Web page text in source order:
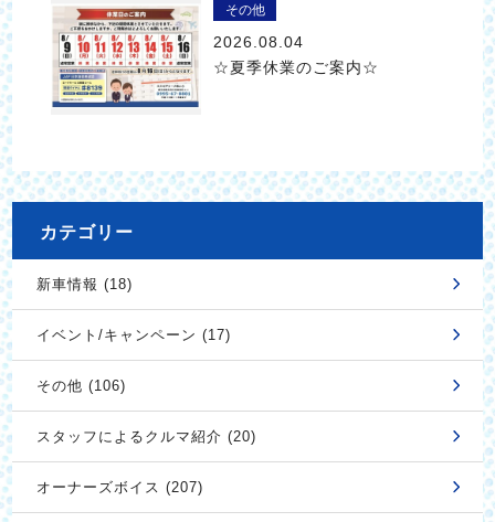
その他
2026.08.04
☆夏季休業のご案内☆
カテゴリー
新車情報 (18)
イベント/キャンペーン (17)
その他 (106)
スタッフによるクルマ紹介 (20)
オーナーズボイス (207)